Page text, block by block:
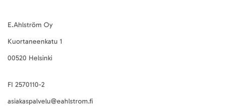
E.Ahlström Oy
Kuortaneenkatu 1
00520 Helsinki
FI 2570110-2
asiakaspalvelu@eahlstrom.fi